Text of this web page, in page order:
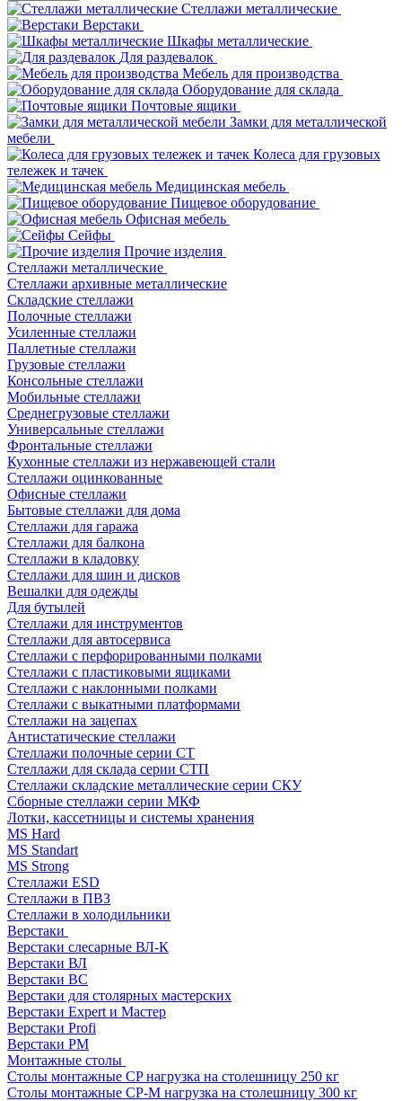
Стеллажи металлические
Верстаки
Шкафы металлические
Для раздевалок
Мебель для производства
Оборудование для склада
Почтовые ящики
Замки для металлической
мебели
Колеса для грузовых
тележек и тачек
Медицинская мебель
Пищевое оборудование
Офисная мебель
Сейфы
Прочие изделия
Стеллажи металлические
Cтеллажи архивные металлические
Складские стеллажи
Полочные стеллажи
Усиленные стеллажи
Паллетные стеллажи
Грузовые стеллажи
Консольные стеллажи
Мобильные стеллажи
Среднегрузовые стеллажи
Универсальные стеллажи
Фронтальные стеллажи
Кухонные стеллажи из нержавеющей стали
Стеллажи оцинкованные
Офисные стеллажи
Бытовые стеллажи для дома
Стеллажи для гаража
Стеллажи для балкона
Стеллажи в кладовку
Стеллажи для шин и дисков
Вешалки для одежды
Для бутылей
Стеллажи для инструментов
Стеллажи для автосервиса
Стеллажи с перфорированными полками
Стеллажи с пластиковыми ящиками
Стеллажи с наклонными полками
Стеллажи с выкатными платформами
Стеллажи на зацепах
Антистатические стеллажи
Стеллажи полочные серии СТ
Стеллажи для склада серии СТП
Стеллажи складские металлические серии СКУ
Сборные стеллажи серии МКФ
Лотки, кассетницы и системы хранения
MS Hard
MS Standart
MS Strong
Стеллажи ESD
Стеллажи в ПВЗ
Стеллажи в холодильники
Верстаки
Верстаки слесарные ВЛ-К
Верстаки ВЛ
Верстаки ВС
Верстаки для столярных мастерских
Верстаки Expert и Мастер
Верстаки Profi
Верстаки РМ
Монтажные столы
Столы монтажные СP нагрузка на столешницу 250 кг
Столы монтажные СР-М нагрузка на столешницу 300 кг